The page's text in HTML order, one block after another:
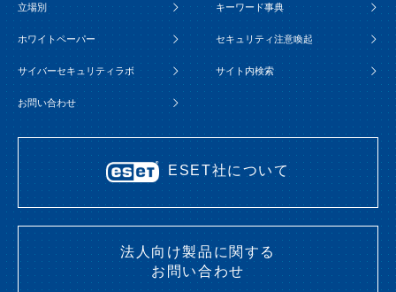
立場別 キーワード事典
ホワイトペーパー セキュリティ注意喚起
サイバーセキュリティラボ サイト内検索
お問い合わせ
ESET社について
法人向け製品に関する
お問い合わせ